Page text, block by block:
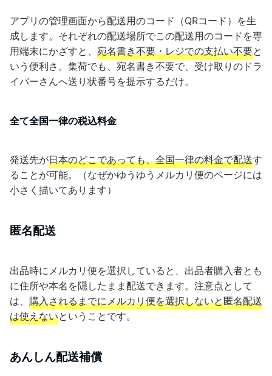
アプリの管理画面から配送用のコード（QRコード）を生
成します。それぞれの配送場所でこの配送用のコードを専
用端末にかざすと、 宛名書き不要・レジでの支払い不要と
いう便利さ。集荷でも、宛名書き不要で、受け取りのドラ
イバーさんへ送り状番号を提示するだけ。
全て全国一律の税込料金
発送先が日本のどこであっても、全国一律の料金で配送す
ることが可能。（なぜかゆうゆうメルカリ便のページには
小さく描いてあります）
匿名配送
出品時にメルカリ便を選択していると、出品者購入者とも
に住所や本名を隠したまま配送できます。注意点として
は、 購入されるまでにメルカリ便を選択しないと匿名配送
は使えないということです。
あんしん配送補償